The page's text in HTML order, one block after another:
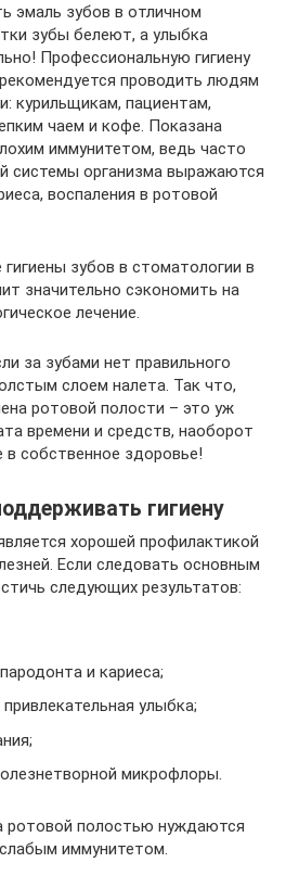
эмаль зубов в отличном
зубы белеют, а улыбка
Профессиональную гигиену
проводить людям
курильщикам, пациентам,
чаем и кофе. Показана
иммунитетом, ведь часто
системы организма выражаются
воспаления в ротовой
зубов в стоматологии в
значительно сэкономить на
лечение.
за зубами нет правильного
слоем налета. Так что,
ротовой полости – это уж
времени и средств, наоборот
собственное здоровье!
гигиену
хорошей профилактикой
Если следовать основным
следующих результатов:
и кариеса;
улыбка;
микрофлоры.
ротовой полостью нуждаются
иммунитетом.